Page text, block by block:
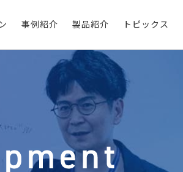
事例紹介 製品紹介 トピックス